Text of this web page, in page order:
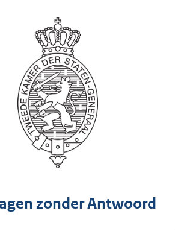
zonder Antwoord